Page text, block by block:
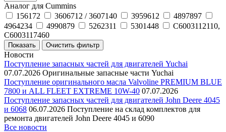
Аналог для Cummins
156172
3606712 / 3607140 3959612
4897897
4964234
4990879 5262311 5301448
C6003112110,
C6003117460
Новости
Поступление запасных частей для двигателей Yuchai
07.07.2026 Оригинальные запасные части Yuchai
Поступление оригинального масла Valvoline PREMIUM BLUE
7800 и ALL FLEET EXTREME 10W-40 07.07.2026
Поступление запасных частей для двигателей John Deere 4045
и 6068 06.07.2026 Поступление на склад комплектов для
ремонта двигателей John Deere 4045 и 6090
Все новости